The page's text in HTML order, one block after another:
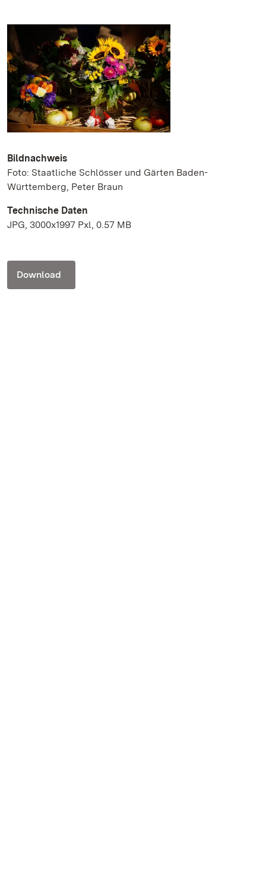
Bildnachweis
Foto: Staatliche Schlösser und Gärten Baden-
Württemberg, Peter Braun
Technische Daten
JPG, 3000x1997 Pxl, 0.57 MB
Download